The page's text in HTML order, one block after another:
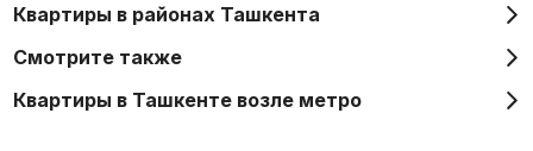
Квартиры в районах Ташкента
Смотрите также
Квартиры в Ташкенте возле метро